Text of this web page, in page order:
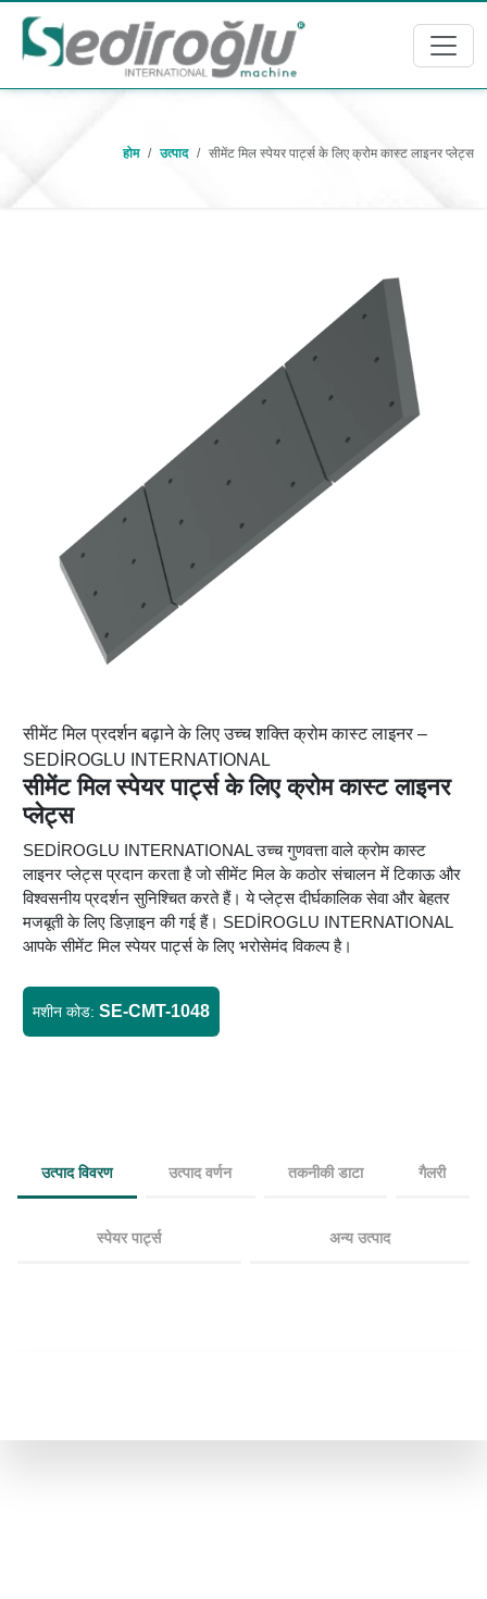
होम उत्पाद सीमेंट मिल स्पेयर पार्ट्स के लिए क्रोम कास्ट लाइनर प्लेट्स
सीमेंट मिल प्रदर्शन बढ़ाने के लिए उच्च शक्ति क्रोम कास्ट लाइनर –
SEDİROGLU INTERNATIONAL
सीमेंट मिल स्पेयर पार्ट्स के लिए क्रोम कास्ट लाइनर
प्लेट्स
SEDİROGLU INTERNATIONAL उच्च गुणवत्ता वाले क्रोम कास्ट
लाइनर प्लेट्स प्रदान करता है जो सीमेंट मिल के कठोर संचालन में टिकाऊ और
विश्वसनीय प्रदर्शन सुनिश्चित करते हैं। ये प्लेट्स दीर्घकालिक सेवा और बेहतर
मजबूती के लिए डिज़ाइन की गई हैं। SEDİROGLU INTERNATIONAL
आपके सीमेंट मिल स्पेयर पार्ट्स के लिए भरोसेमंद विकल्प है।
मशीन कोड: SE-CMT-1048
उत्पाद विवरण उत्पाद वर्णन तकनीकी डाटा गैलरी
स्पेयर पार्ट्स अन्य उत्पाद